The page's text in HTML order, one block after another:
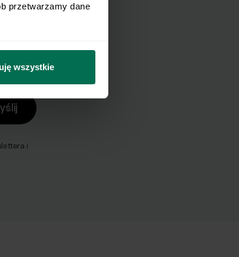
przetwarzamy dane
wszystkie
i